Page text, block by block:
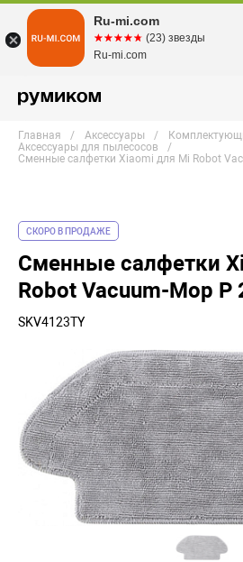
Главная Аксессуары
Аксессуары для пылесосов
Сменные салфетки Xiaomi для Mi Robot
СКОРО В ПРОДАЖЕ
Сменные салфетки
Robot Vacuum-Mop
SKV4123TY
Ru-mi.com
☆☆☆☆☆
★★★★★ (23) звезды
Ru-mi.com